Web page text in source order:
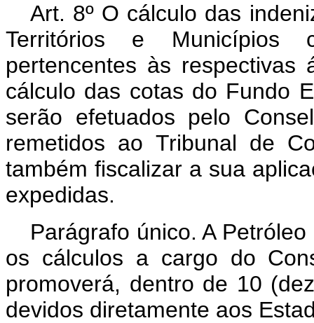
Art. 8º O cálculo das
Territórios e Municípios
pertencentes às respectivas
cálculo das cotas do Fundo
serão efetuados pelo
remetidos ao Tribunal de
também fiscalizar a sua
expedidas.
Parágrafo único. A
os cálculos a cargo do
promoverá, dentro de 10
devidos diretamente aos